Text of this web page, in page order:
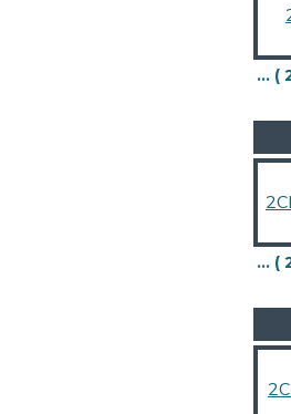
HIKVISION DS-2CD1027G2-L ( 2MP - 2.8MM ) IP - OUT
HIKVISION DS-2CD1027G2H-LIU ( 2MP - 2.8MM ) IP - OUT